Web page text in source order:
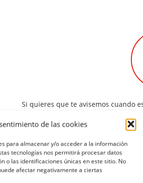
de las cookies
para almacenar y/o acceder a la información
tecnologías nos permitirá procesar datos
o las identificaciones únicas en este sitio. No
afectar negativamente a ciertas
h.
Si quieres que te avisemos cuando
cumplimenta el siguiente
electrónico con el aviso:
Su nombre (requerido)